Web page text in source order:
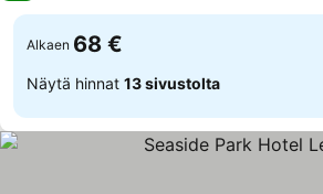
Alkaen 68 €
Näytä hinnat 13 sivustolta